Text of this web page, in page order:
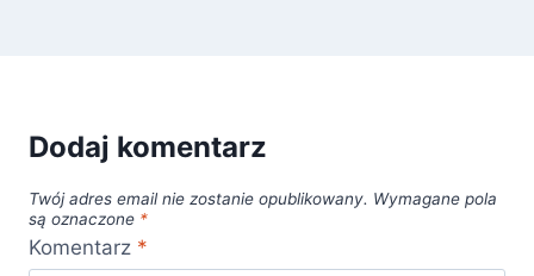
Dodaj komentarz
Twój adres email nie zostanie opublikowany. Wymagane pola
są oznaczone *
Komentarz *